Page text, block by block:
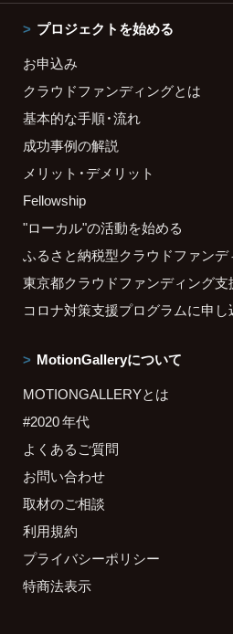
プロジェクトを始める
お申込み
クラウドファンディングとは
基本的な手順・流れ
成功事例の解説
メリット・デメリット
Fellowship
"ローカル"の活動を始める
ふるさと納税型クラウドファンデ
東京都クラウドファンディング
コロナ対策支援プログラムに申し
MotionGalleryについて
MOTIONGALLERYとは
#2020 年代
よくあるご質問
お問い合わせ
取材のご相談
利用規約
プライバシーポリシー
特商法表示